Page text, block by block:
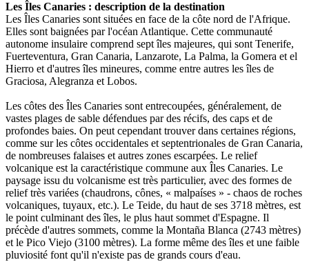
Les Îles Canaries : description de la destination
Les Îles Canaries sont situées en face de la côte nord de l'Afrique.
Elles sont baignées par l'océan Atlantique. Cette communauté
autonome insulaire comprend sept îles majeures, qui sont Tenerife,
Fuerteventura, Gran Canaria, Lanzarote, La Palma, la Gomera et el
Hierro et d'autres îles mineures, comme entre autres les îles de
Graciosa, Alegranza et Lobos.
Les côtes des Îles Canaries sont entrecoupées, généralement, de
vastes plages de sable défendues par des récifs, des caps et de
profondes baies. On peut cependant trouver dans certaines régions,
comme sur les côtes occidentales et septentrionales de Gran Canaria,
de nombreuses falaises et autres zones escarpées. Le relief
volcanique est la caractéristique commune aux Îles Canaries. Le
paysage issu du volcanisme est très particulier, avec des formes de
relief très variées (chaudrons, cônes, « malpaíses » - chaos de roches
volcaniques, tuyaux, etc.). Le Teide, du haut de ses 3718 mètres, est
le point culminant des îles, le plus haut sommet d'Espagne. Il
précède d'autres sommets, comme la Montaña Blanca (2743 mètres)
et le Pico Viejo (3100 mètres). La forme même des îles et une faible
pluviosité font qu'il n'existe pas de grands cours d'eau.